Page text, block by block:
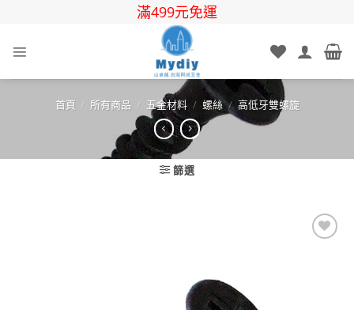
滿499元免運
首頁 / 所有商品 / 五金材料 / 螺絲 / 高低牙雙螺旋
篩選